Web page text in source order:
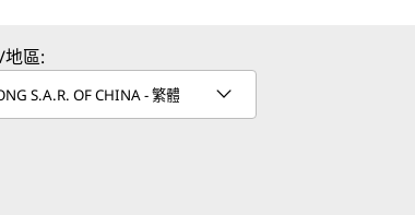
區: